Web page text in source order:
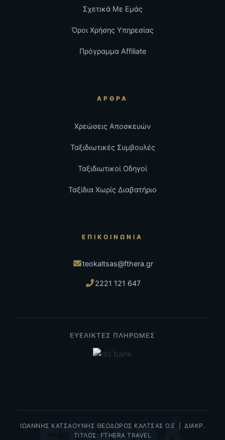
Σχετικά Με Εμάς
Όροι Χρήσης Υπηρεσίας
Πρόγραμμα Affiliate
ΆΡΘΡΑ
Χρεώσεις Αποσκευών
Ταξιδιωτικές Συμβουλές
Ταξιδιωτικοί Οδηγοί
Ταξίδια Χωρίς Διαβατήριο
ΕΠΙΚΟΙΝΩΝΊΑ
teokaltsas@fthera.gr
2221 121 647
ΕΥΕΛΙΚΤΕΣ ΠΛΗΡΩΜΕΣ
ΙΩΑΝΝΗΣ ΚΑΤΣΑΟΥΝΗΣ ΘΕΟΔΩΡΟΣ ΚΑΛΤΣΑΣ Ο.Ε | ΔΙΑΚΡ.
ΤΙΤΛΟΣ: FTHERA TRAVEL